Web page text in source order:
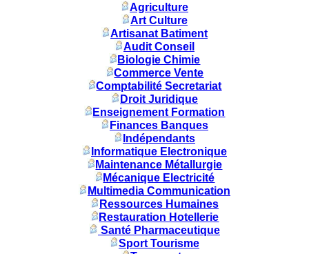
Agriculture
Art Culture
Artisanat Batiment
Audit Conseil
Biologie Chimie
Commerce Vente
Comptabilité Secretariat
Droit Juridique
Enseignement Formation
Finances Banques
Indépendants
Informatique Electronique
Maintenance Métallurgie
Mécanique Electricité
Multimedia Communication
Ressources Humaines
Restauration Hotellerie
Santé Pharmaceutique
Sport Tourisme